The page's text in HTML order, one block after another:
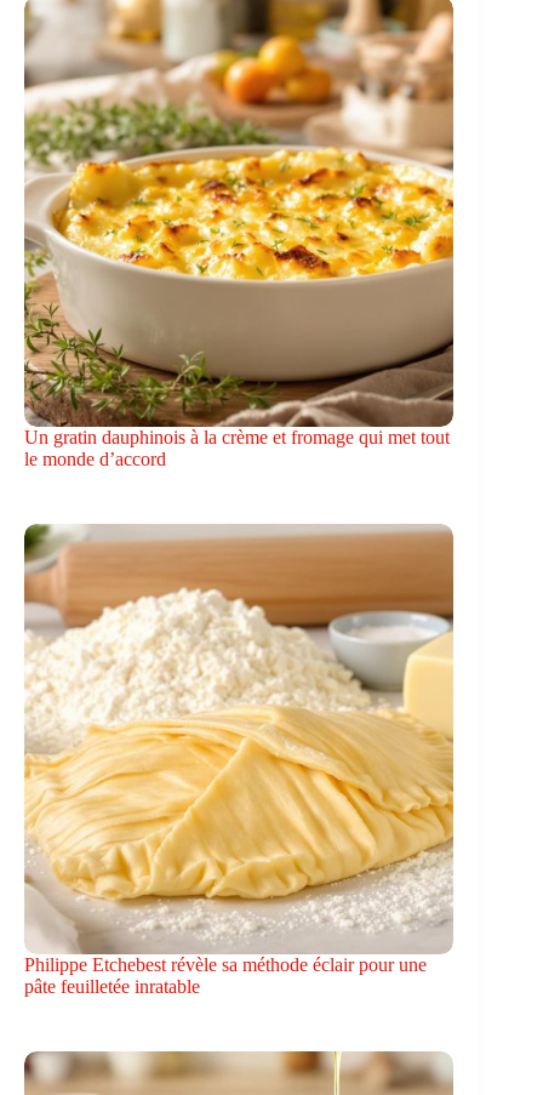
Un gratin dauphinois à la crème et fromage qui met tout
le monde d’accord
Philippe Etchebest révèle sa méthode éclair pour une
pâte feuilletée inratable